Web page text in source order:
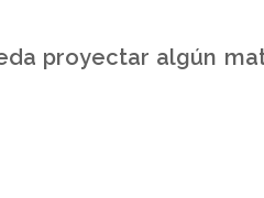
proyectar algún